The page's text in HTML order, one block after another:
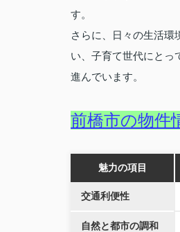
す。
さらに、日々の生活環
い、子育て世代にとっ
進んでいます。
前橋市の物件
魅力の項目
交通利便性
自然と都市の調和